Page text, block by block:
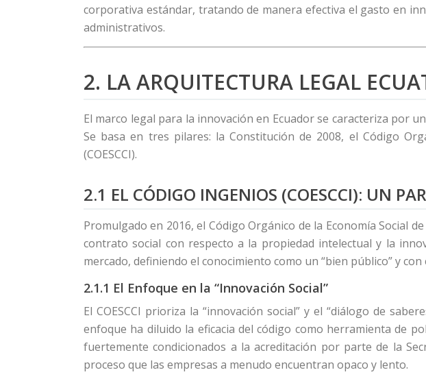
corporativa estándar, tratando de manera efectiva el gasto en
administrativos.
2. LA ARQUITECTURA LEGAL
El marco legal para la innovación en Ecuador se caracteriza por
Se basa en tres pilares: la Constitución de 2008, el Código
(COESCCI).
2.1 EL CÓDIGO INGENIOS (COESCCI): UN
Promulgado en 2016, el Código Orgánico de la Economía Social
contrato social con respecto a la propiedad intelectual y la
mercado, definiendo el conocimiento como un “bien público” y
2.1.1 El Enfoque en la “Innovación Social”
El COESCCI prioriza la “innovación social” y el “diálogo de
enfoque ha diluido la eficacia del código como herramienta de
fuertemente condicionados a la acreditación por parte de la
proceso que las empresas a menudo encuentran opaco y lento.